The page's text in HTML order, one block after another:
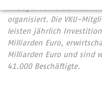
organisiert. Die VKU-
leisten jährlich
Milliarden Euro,
Milliarden Euro und sind
41.000 Beschäftigte.